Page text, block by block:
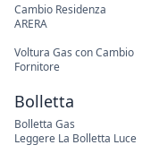
Cambio Residenza
ARERA
Voltura Gas con Cambio
Fornitore
Bolletta
Bolletta Gas
Leggere La Bolletta Luce